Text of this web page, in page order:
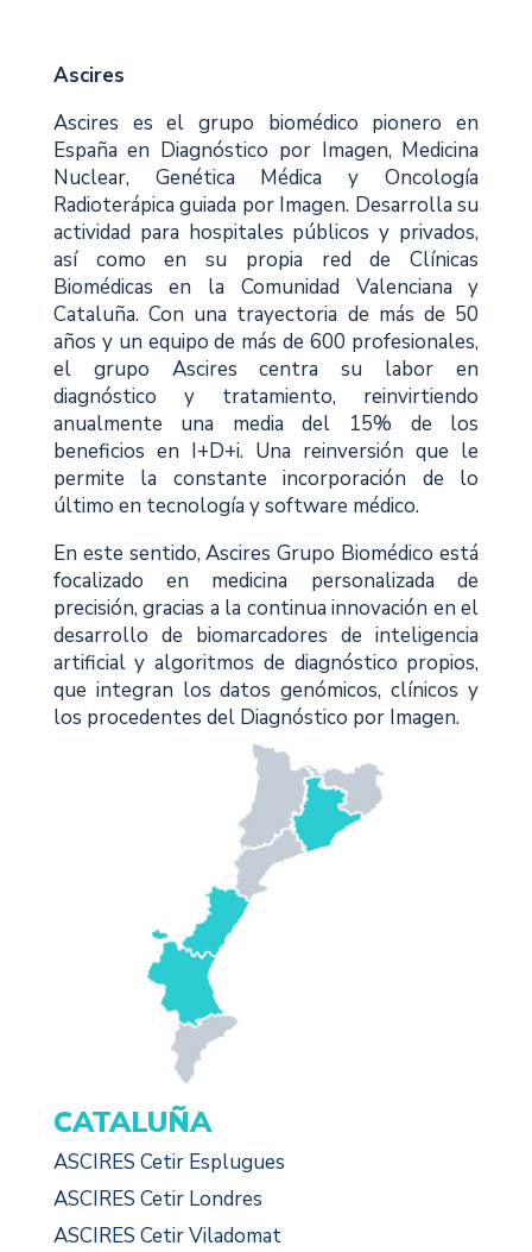
Ascires
Ascires es el grupo biomédico pionero en
España en Diagnóstico por Imagen, Medicina
Nuclear, Genética Médica y Oncología
Radioterápica guiada por Imagen. Desarrolla su
actividad para hospitales públicos y privados,
así como en su propia red de Clínicas
Biomédicas en la Comunidad Valenciana y
Cataluña. Con una trayectoria de más de 50
años y un equipo de más de 600 profesionales,
el grupo Ascires centra su labor en
diagnóstico y tratamiento, reinvirtiendo
anualmente una media del 15% de los
beneficios en I+D+i. Una reinversión que le
permite la constante incorporación de lo
último en tecnología y software médico.
En este sentido, Ascires Grupo Biomédico está
focalizado en medicina personalizada de
precisión, gracias a la continua innovación en el
desarrollo de biomarcadores de inteligencia
artificial y algoritmos de diagnóstico propios,
que integran los datos genómicos, clínicos y
los procedentes del Diagnóstico por Imagen.
CATALUÑA
ASCIRES Cetir Esplugues
ASCIRES Cetir Londres
ASCIRES Cetir Viladomat